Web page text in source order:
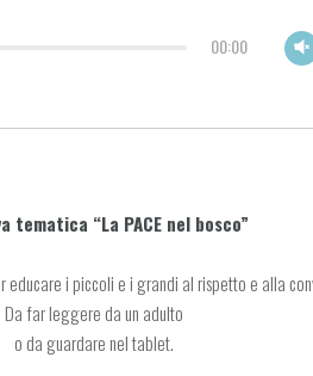
00:00
tematica “La PACE nel bosco”
educare i piccoli e i grandi al rispetto e alla
Da far leggere da un adulto
o da guardare nel tablet.